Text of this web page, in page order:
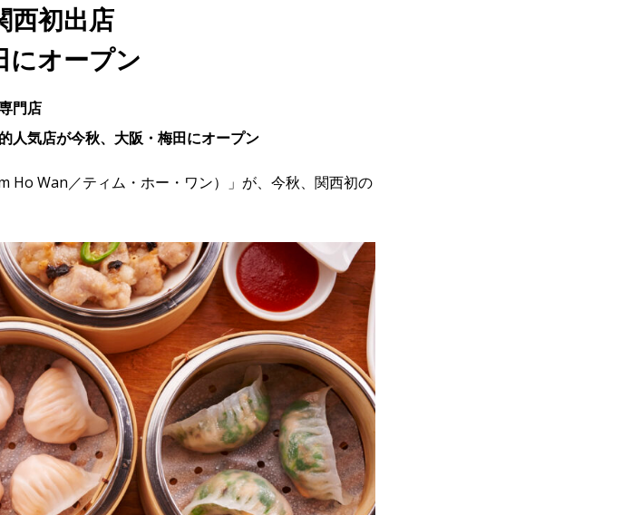
西初出店
にオープン
門店
人気店が今秋、大阪・梅田にオープン
Ho Wan／ティム・ホー・ワン）」が、今秋、関西初の